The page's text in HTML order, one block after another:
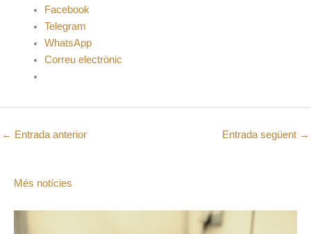
Facebook
Telegram
WhatsApp
Correu electrònic
← Entrada anterior Entrada següent →
Més notícies